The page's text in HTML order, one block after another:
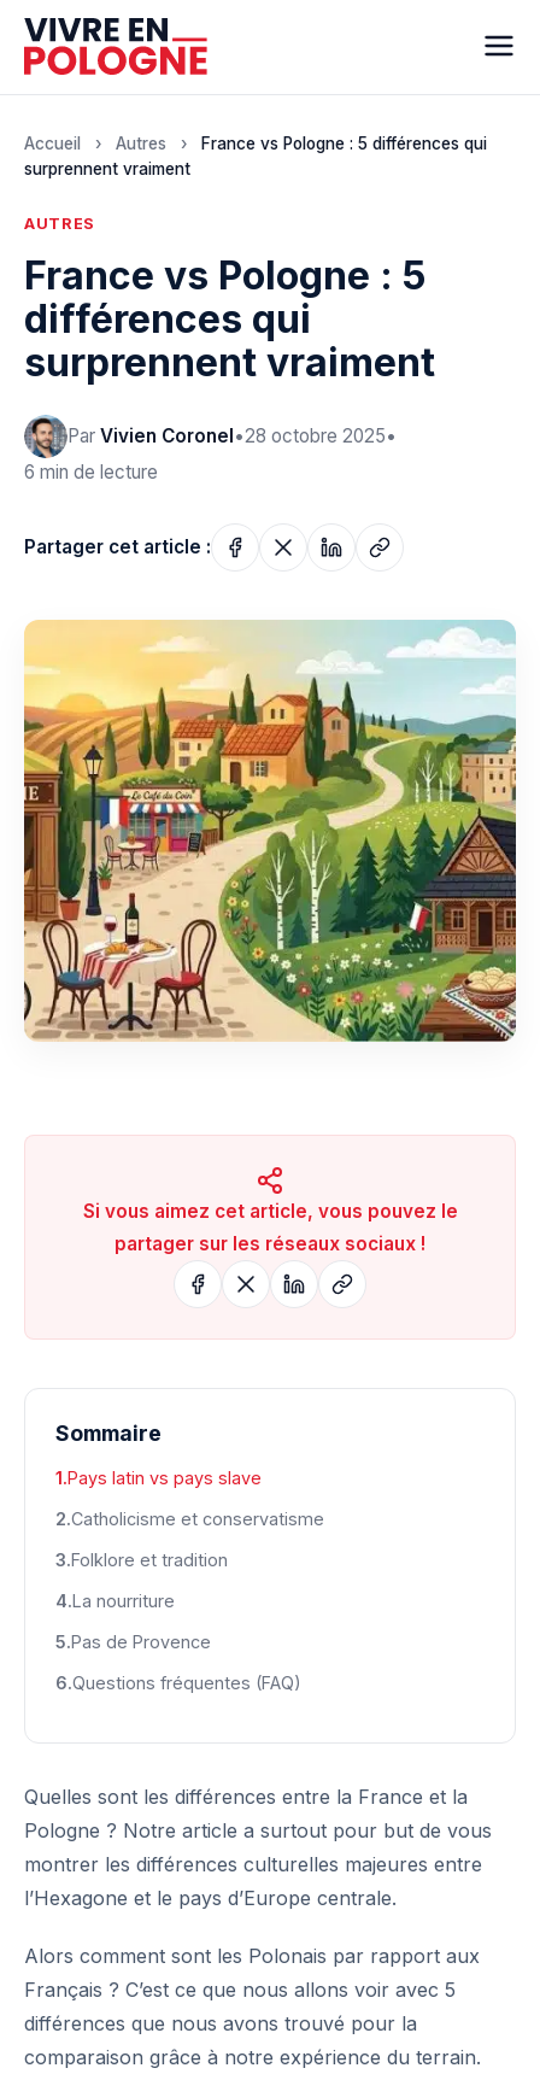
Accueil › Autres ›
France vs Pologne : 5 différences qui
surprennent vraiment
AUTRES
France vs Pologne : 5
différences qui
surprennent vraiment
Par Vivien Coronel•28 octobre 2025•
6 min de lecture
Partager cet article :
Si vous aimez cet article, vous pouvez le
partager sur les réseaux sociaux !
Sommaire
Pays latin vs pays slave
Catholicisme et conservatisme
Folklore et tradition
La nourriture
Pas de Provence
Questions fréquentes (FAQ)
Quelles sont les différences entre la France et la
Pologne ? Notre article a surtout pour but de vous
montrer les différences culturelles majeures entre
l’Hexagone et le pays d’Europe centrale.
Alors comment sont les Polonais par rapport aux
Français ? C’est ce que nous allons voir avec 5
différences que nous avons trouvé pour la
comparaison grâce à notre expérience du terrain.